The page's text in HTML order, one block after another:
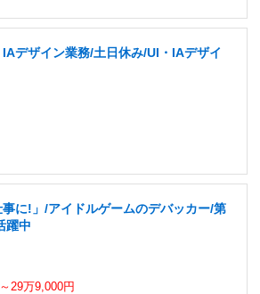
デザイン業務/土日休み/UI・IAデザイ
事に!」/アイドルゲームのデバッカー/第
躍中
29万9,000円